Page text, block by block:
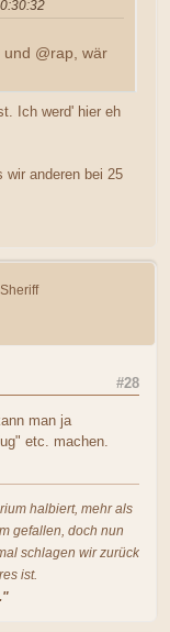
@rap, wär
Ich werd' hier eh
wir anderen bei 25
#28
man ja
etc. machen.
halbiert, mehr als
gefallen, doch nun
schlagen wir zurück
ist.